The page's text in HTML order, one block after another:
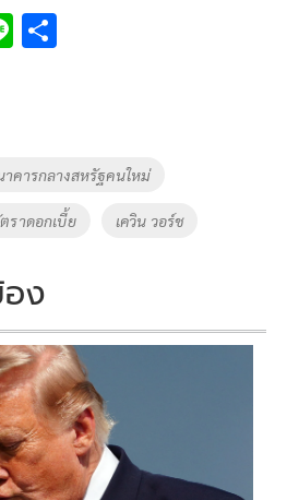
Li
คารกลางสหรัฐคนใหม่
ราดอกเบี้ย เควิน วอร์ช
ง